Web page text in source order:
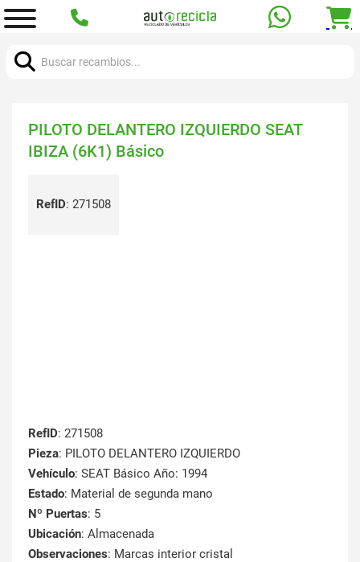
PILOTO DELANTERO IZQUIERDO SEAT
IBIZA (6K1) Básico
RefID: 271508
RefID: 271508
Pieza: PILOTO DELANTERO IZQUIERDO
Vehículo: SEAT Básico Año: 1994
Estado: Material de segunda mano
Nº Puertas: 5
Ubicación: Almacenada
Observaciones: Marcas interior cristal